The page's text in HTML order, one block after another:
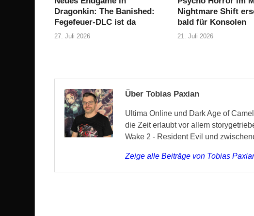
Dragonkin: The Banished:
Fegefeuer-DLC ist da
27. Juli 2026
Nightmare Shift
bald für Konsolen
21. Juli 2026
Über Tobias Paxian
Ultima Online und Dark Age of
die Zeit erlaubt vor allem
Wake 2 - Resident Evil und
Zeige alle Beiträge von Tobias